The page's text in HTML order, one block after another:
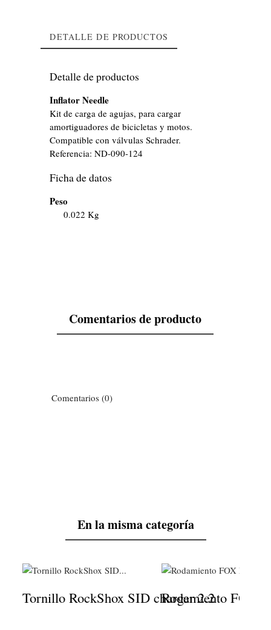
DETALLE DE PRODUCTOS
Detalle de productos
Inflator Needle
Kit de carga de agujas, para cargar
amortiguadores de bicicletas y motos.
Compatible con válvulas Schrader.
Referencia:ND-090-124
Ficha de datos
Peso
0.022 Kg
Comentarios de producto
Comentarios (0)
En la misma categoría
Tornillo RockShox SID charger 2.2
Rodamiento FOX